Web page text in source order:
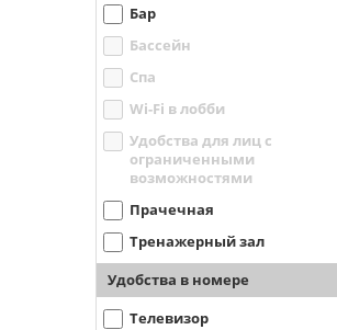
Бар
Бассейн
Спа
Wi-Fi в лобби
Удобства для лиц с
ограниченными
возможностями
Прачечная
Тренажерный зал
Удобства в номере
Телевизор